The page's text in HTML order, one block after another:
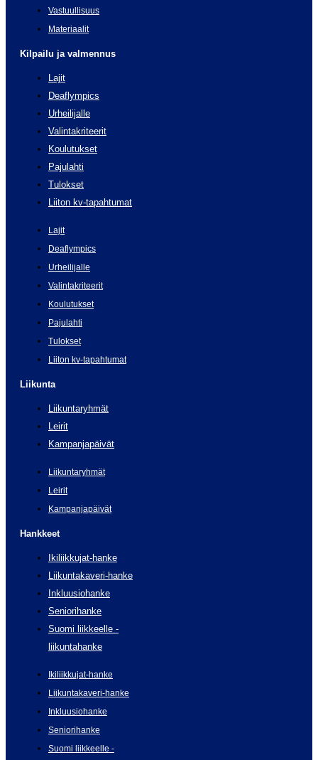
Vastuullisuus
Materiaalit
Kilpailu ja valmennus
Lajit
Deaflympics
Urheilijalle
Valintakriteerit
Koulutukset
Pajulahti
Tulokset
Liiton kv-tapahtumat
Lajit
Deaflympics
Urheilijalle
Valintakriteerit
Koulutukset
Pajulahti
Tulokset
Liiton kv-tapahtumat
Liikunta
Liikuntaryhmät
Leirit
Kampanjapäivät
Liikuntaryhmät
Leirit
Kampanjapäivät
Hankkeet
Ikiliikkujat-hanke
Liikuntakaveri-hanke
Inkluusiohanke
Seniorihanke
Suomi liikkeelle -
liikuntahanke
Ikiliikkujat-hanke
Liikuntakaveri-hanke
Inkluusiohanke
Seniorihanke
Suomi liikkeelle -